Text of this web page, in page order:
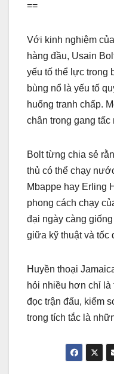
==
Với kinh nghiệm
hàng đầu, Usain
yếu tố thể lực trong
bùng nổ là yếu tố
huống tranh chấp.
chân trong gang
Bolt từng chia sẻ
thủ có thể chạy
Mbappe hay Erling
phong cách chạy
đại ngày càng
giữa kỹ thuật và tốc
Huyền thoại
hỏi nhiều hơn chỉ là
đọc trận đấu, kiểm
trong tích tắc là